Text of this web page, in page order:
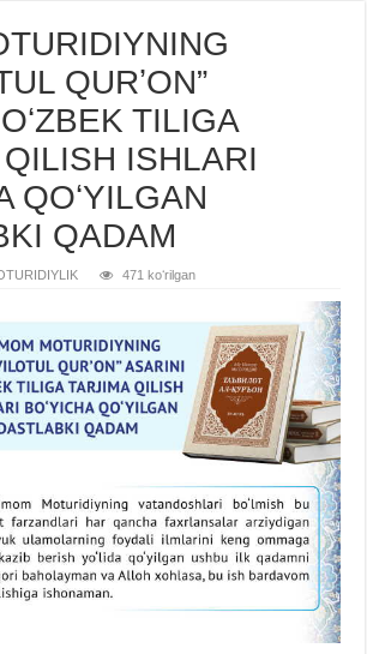
QURʼON”
TILIGA
ISHLARI
QOʻYILGAN
QADAM
471 koʻrilgan